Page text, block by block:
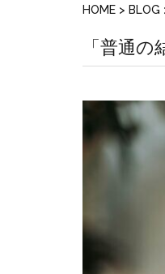
HOME > BLOG
「普通